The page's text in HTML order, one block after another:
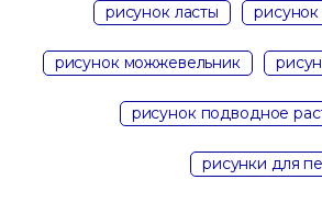
рисунок ласты
рисунок можжевельник
рисунок подводное
рисунки для